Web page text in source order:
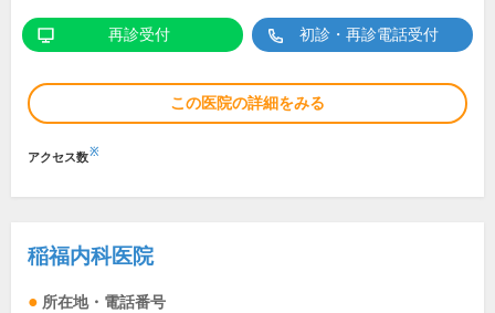
再診受付 初診・再診電話受付
この医院の詳細をみる
アクセス数※
稲福内科医院
所在地・電話番号